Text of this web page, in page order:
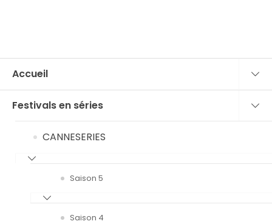
Accueil
Festivals en séries
CANNESERIES
Saison 5
Saison 4